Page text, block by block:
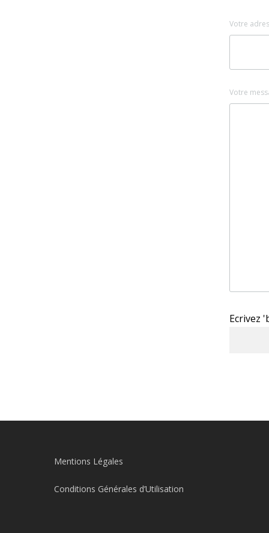
Votre
Votre
Ecrivez
Mentions Légales
Conditions Générales d’Utilisation